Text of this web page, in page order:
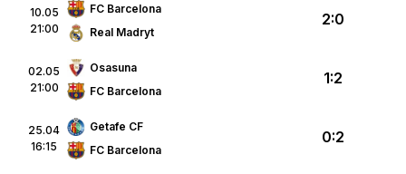
10.05
21:00
FC Barcelona
Real Madryt
2:0
02.05
21:00
Osasuna
FC Barcelona
1:2
25.04
16:15
Getafe CF
FC Barcelona
0:2